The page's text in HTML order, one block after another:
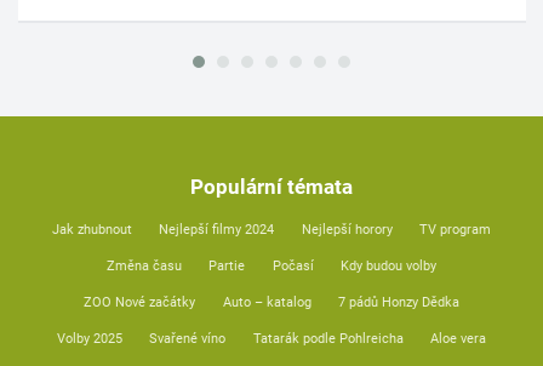
Populární témata
Jak zhubnout Nejlepší filmy 2024 Nejlepší horory TV program
Změna času Partie Počasí Kdy budou volby
ZOO Nové začátky Auto – katalog 7 pádů Honzy Dědka
Volby 2025 Svařené víno Tatarák podle Pohlreicha Aloe vera